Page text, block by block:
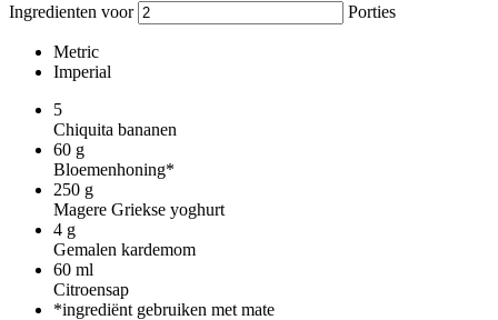
Ingredienten voor Porties
Metric
Imperial
5
Chiquita bananen
60 g
Bloemenhoning*
250 g
Magere Griekse yoghurt
4 g
Gemalen kardemom
60 ml
Citroensap
*ingrediënt gebruiken met mate